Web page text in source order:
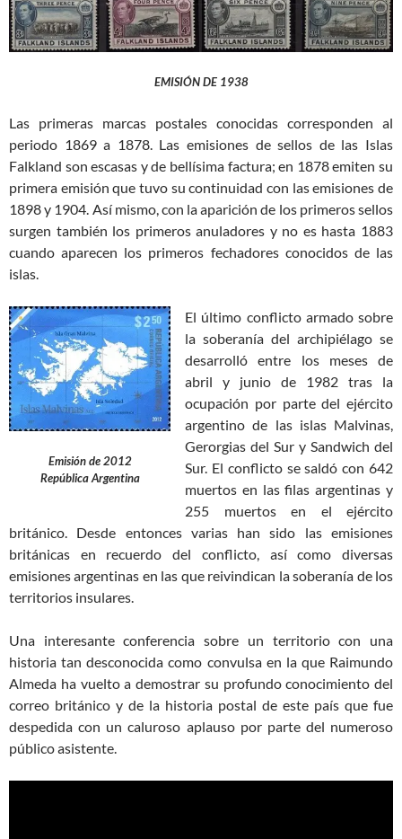
EMISIÓN DE 1938
Las primeras marcas postales conocidas corresponden al
periodo 1869 a 1878. Las emisiones de sellos de las Islas
Falkland son escasas y de bellísima factura; en 1878 emiten su
primera emisión que tuvo su continuidad con las emisiones de
1898 y 1904. Así mismo, con la aparición de los primeros sellos
surgen también los primeros anuladores y no es hasta 1883
cuando aparecen los primeros fechadores conocidos de las
islas.
Emisión de 2012
República Argentina
El último conflicto armado sobre
la soberanía del archipiélago se
desarrolló entre los meses de
abril y junio de 1982 tras la
ocupación por parte del ejército
argentino de las islas Malvinas,
Gerorgias del Sur y Sandwich del
Sur. El conflicto se saldó con 642
muertos en las filas argentinas y
255 muertos en el ejército
británico. Desde entonces varias han sido las emisiones
británicas en recuerdo del conflicto, así como diversas
emisiones argentinas en las que reivindican la soberanía de los
territorios insulares.
Una interesante conferencia sobre un territorio con una
historia tan desconocida como convulsa en la que Raimundo
Almeda ha vuelto a demostrar su profundo conocimiento del
correo británico y de la historia postal de este país que fue
despedida con un caluroso aplauso por parte del numeroso
público asistente.